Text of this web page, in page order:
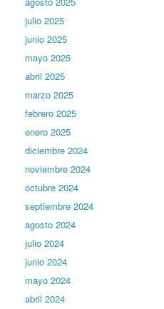
julio 2025
junio 2025
mayo 2025
abril 2025
marzo 2025
febrero 2025
enero 2025
diciembre 2024
noviembre 2024
octubre 2024
septiembre 2024
agosto 2024
julio 2024
junio 2024
mayo 2024
abril 2024